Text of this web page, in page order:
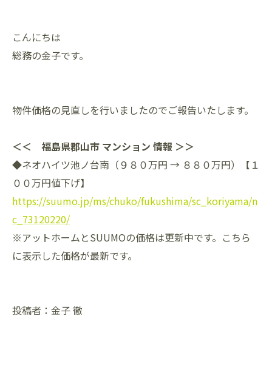
こんにちは
総務の金子です。
物件価格の見直しを行いましたのでご報告いたします。
＜＜ 福島県郡山市 マンション 情報 ＞＞
◆ネオハイツ池ノ台南（９８０万円 → ８８０万円）【１
００万円値下げ】
https://suumo.jp/ms/chuko/fukushima/sc_koriyama/n
c_73120220/
※アットホームとSUUMOの価格は更新中です。こちら
に表示した価格が最新です。
投稿者：金子 徹